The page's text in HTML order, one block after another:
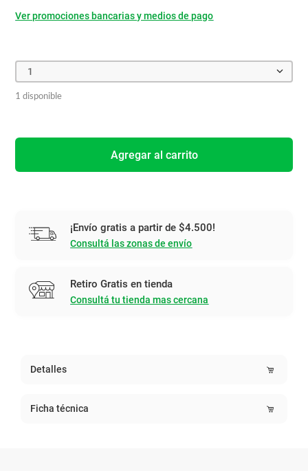
Ver promociones bancarias y medios de pago
1
1 disponible
Agregar al carrito
¡Envío gratis a partir de $4.500!
Consultá las zonas de envío
Retiro Gratis en tienda
Consultá tu tienda mas cercana
Detalles
Ficha técnica